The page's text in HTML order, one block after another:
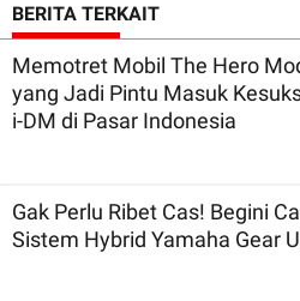
BERITA TERKAIT
Memotret Mobil The Hero
yang Jadi Pintu Masuk
i-DM di Pasar Indonesia
Gak Perlu Ribet Cas! Begini
Sistem Hybrid Yamaha Gear